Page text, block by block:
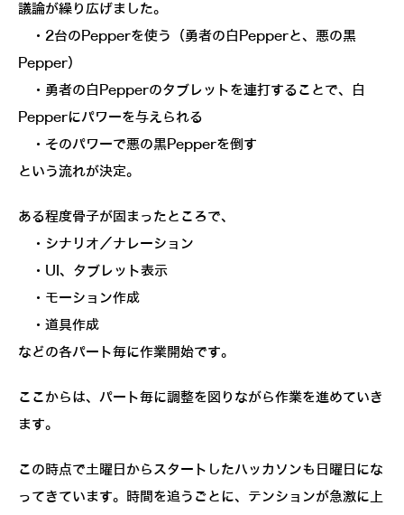
議論が繰り広げました。
・2台のPepperを使う（勇者の白Pepperと、悪の黒
Pepper）
・勇者の白Pepperのタブレットを連打することで、白
Pepperにパワーを与えられる
・そのパワーで悪の黒Pepperを倒す
という流れが決定。
ある程度骨子が固まったところで、
・シナリオ／ナレーション
・UI、タブレット表示
・モーション作成
・道具作成
などの各パート毎に作業開始です。
ここからは、パート毎に調整を図りながら作業を進めていき
ます。
この時点で土曜日からスタートしたハッカソンも日曜日にな
ってきています。時間を追うごとに、テンションが急激に上